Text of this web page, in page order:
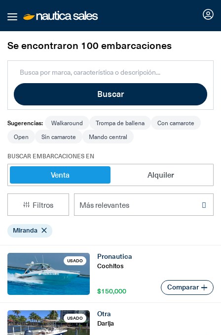
Nosotros
Buscar
Nuestros planes
Servicios náuticos
Marinas
Varaderos
Publica tu marina o varadero
Cotiza el seguro para tu embarcación
Tienda Náutica, compra ya!
Embajadores
Comparador
Idiomas
Español
English
Publicar embarcación
Se encontraron 100 embarcaciones
Buscar
Sugerencias: Walkaround Trompa de ballena
Con camarote
Open
Sin camarote Mando central
BUSCAR EMBARCACIONES EN
Venta Alquiler
Filtros
Miranda
USADO Pronautica
$150,000
Cochitos
$150,000 Comparar
USADO Otra
Darija